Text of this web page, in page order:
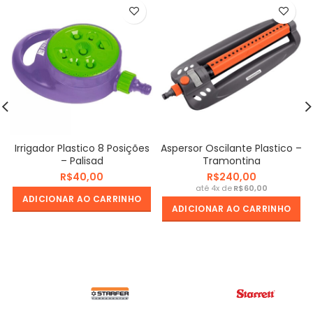
Irrigador Plastico 8 Posições
– Palisad
R$
ADICIONAR AO CARRINHO
Aspersor Oscilante Plastico –
Tramontina
R$
R$
ADICIONAR AO CARRINHO